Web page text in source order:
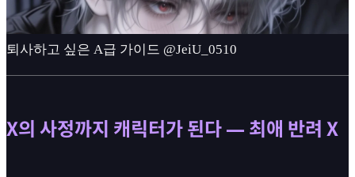
퇴사하고 싶은 A급 가이드 @JeiU_0510
X의 사정까지 캐릭터가 된다 — 최애 반려 X